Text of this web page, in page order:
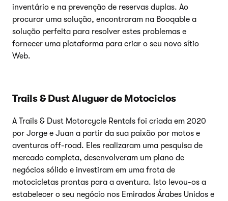
inventário e na prevenção de reservas duplas. Ao
procurar uma solução, encontraram na Booqable a
solução perfeita para resolver estes problemas e
fornecer uma plataforma para criar o seu novo sítio
Web.
Trails & Dust Aluguer de Motociclos
A Trails & Dust Motorcycle Rentals foi criada em 2020
por Jorge e Juan a partir da sua paixão por motos e
aventuras off-road. Eles realizaram uma pesquisa de
mercado completa, desenvolveram um plano de
negócios sólido e investiram em uma frota de
motocicletas prontas para a aventura. Isto levou-os a
estabelecer o seu negócio nos Emirados Árabes Unidos e